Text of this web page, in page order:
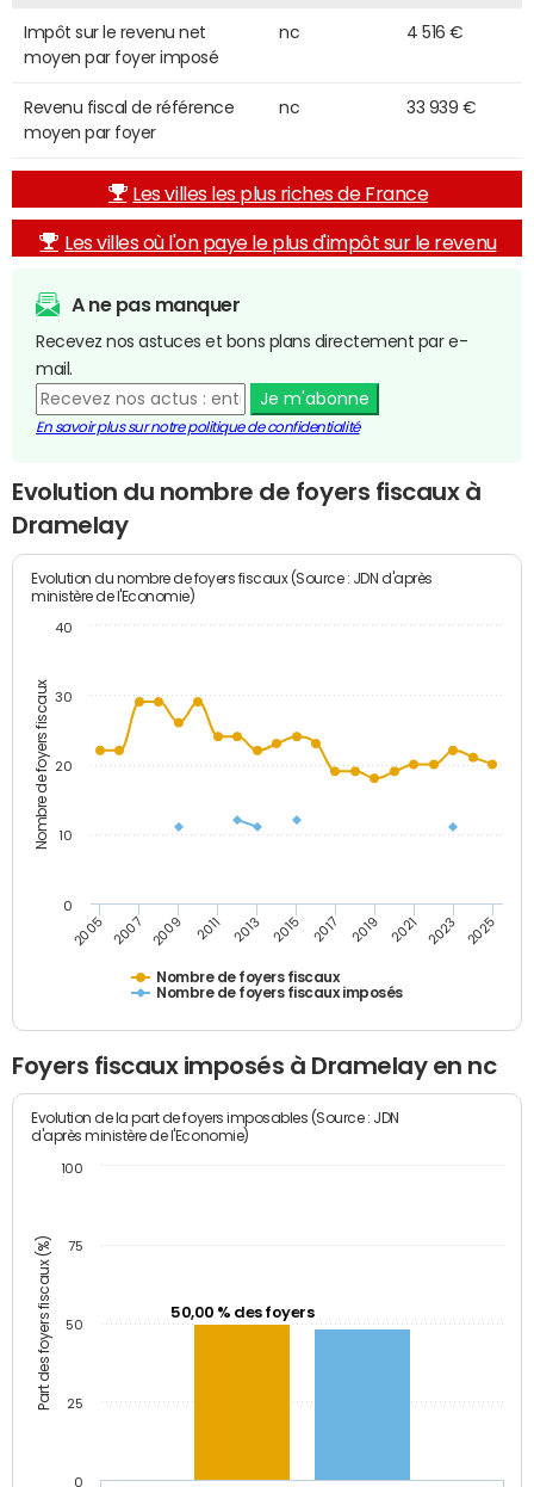
Impôt sur le revenu net
moyen par foyer imposé
nc 4 516 €
Revenu fiscal de référence
moyen par foyer
nc 33 939 €
Les villes les plus riches de France
Les villes où l'on paye le plus d'impôt sur le revenu
A ne pas manquer
Recevez nos astuces et bons plans directement par e-
mail.
Je m'abonne
En savoir plus sur notre politique de confidentialité
Evolution du nombre de foyers fiscaux à
Dramelay
Nombre de foyers fiscaux
Evolution du nombre de foyers fiscaux (Source : JDN d'après
ministère de l'Economie)
Nombre de foyers fiscaux
Nombre de foyers fiscaux imposés
2005 2007 2009 2011 2013 2015 2017 2019 2021 2023 2025
0
10
20
30
40
Foyers fiscaux imposés à Dramelay en nc
Part des foyers fiscaux (%)
Evolution de la part de foyers imposables (Source : JDN
d'après ministère de l'Economie)
50,00 % des foyers
0
25
50
75
100